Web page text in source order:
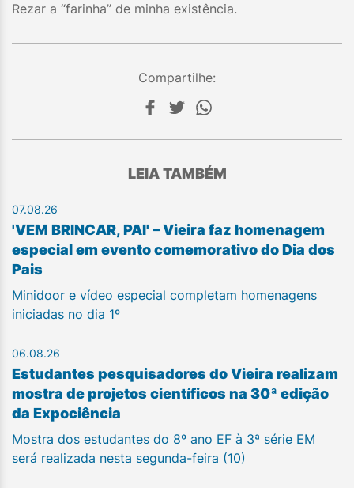
Rezar a “farinha” de minha existência.
Compartilhe:
LEIA TAMBÉM
07.08.26
'VEM BRINCAR, PAI' – Vieira faz homenagem
especial em evento comemorativo do Dia dos
Pais
Minidoor e vídeo especial completam homenagens
iniciadas no dia 1º
06.08.26
Estudantes pesquisadores do Vieira realizam
mostra de projetos científicos na 30ª edição
da Expociência
Mostra dos estudantes do 8º ano EF à 3ª série EM
será realizada nesta segunda-feira (10)